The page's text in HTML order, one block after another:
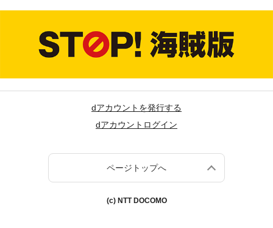
dアカウントを発行する
dアカウントログイン
ページトップへ
(c) NTT DOCOMO